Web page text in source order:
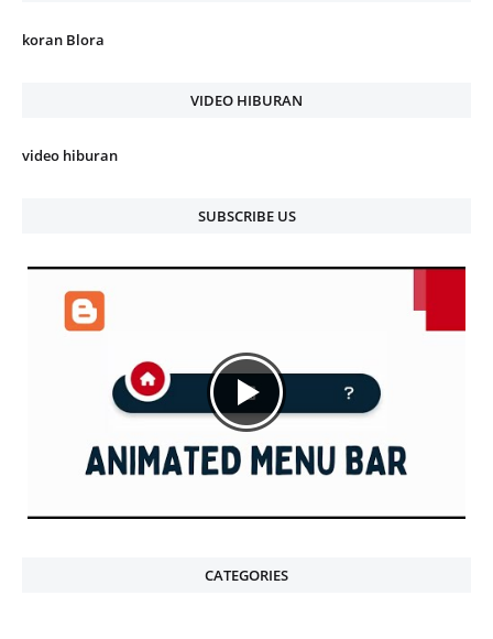
koran Blora
VIDEO HIBURAN
video hiburan
SUBSCRIBE US
CATEGORIES